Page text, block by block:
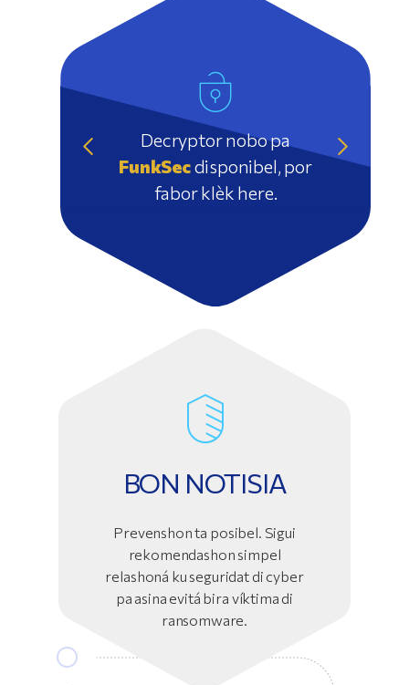
Decryptor nobo pa
FunkSecdisponibel, por
fabor klèk here.
BON NOTISIA
Prevenshon ta posibel. Sigui
rekomendashon simpel
relashoná ku seguridat di cyber
pa asina evitá bira víktima di
ransomware.